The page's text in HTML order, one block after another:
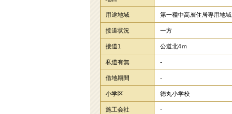
用途地域 第一種中高層住居専用地域
接道状況 一方
接道1 公道北4ｍ
私道有無 -
借地期間 -
小学区 徳丸小学校
施工会社 -